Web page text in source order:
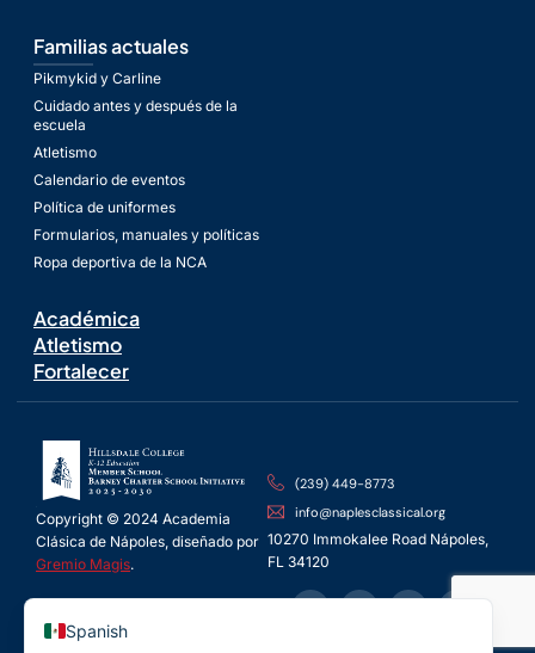
Familias actuales
Pikmykid y Carline
Cuidado antes y después de la
escuela
Atletismo
Calendario de eventos
Política de uniformes
Formularios, manuales y políticas
Ropa deportiva de la NCA
Académica
Atletismo
Fortalecer
Copyright © 2024 Academia
Clásica de Nápoles, diseñado por
Gremio Magis.
(239) 449-8773
info@naplesclassical.org
10270 Immokalee Road Nápoles,
FL 34120
Spanish